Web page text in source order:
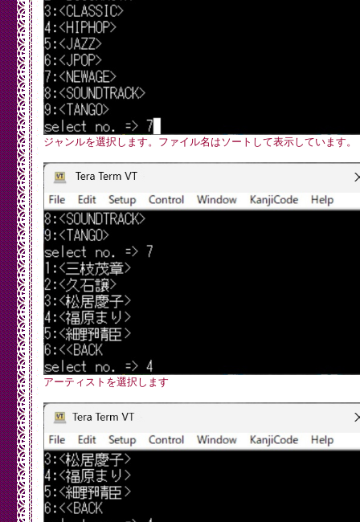
//SCI consists of instruction byte, address byte, and
  SPI.transfer(0x02); //Write instruction
  SPI.transfer(addressbyte);
  SPI.transfer(highbyte);
  SPI.transfer(lowbyte);
while(!digitalRead(MP3_DREQ)) ; //Wait for DREQ to go
  digitalWrite(MP3_XCS, HIGH); //Deselect Control
}
//Read the 16-bit value of a VS10xx register
unsigned int Mp3ReadRegister (unsigned char
while(!digitalRead(MP3_DREQ)) ; //Wait for DREQ to go
  digitalWrite(MP3_XCS, LOW); //Select control
//SCI consists of instruction byte, address byte, and
  SPI.transfer(0x03);  //Read instruction
  SPI.transfer(addressbyte);
char response1 = SPI.transfer(0xFF); //Read the first
while(!digitalRead(MP3_DREQ)) ; //Wait for DREQ to go
char response2 = SPI.transfer(0xFF); //Read the
while(!digitalRead(MP3_DREQ)) ; //Wait for DREQ to go
  digitalWrite(MP3_XCS, HIGH); //Deselect Control
  int resultvalue = response1 << 8;
  resultvalue |= response2;
  return resultvalue;
}
//Set VS10xx Volume Register
void Mp3SetVolume(unsigned char leftchannel, unsigned
  Mp3WriteRegister(SCI_VOL, leftchannel, rightchannel);
}
ジャンルを選択します。ファイル名はソートして表示しています。
アーティストを選択します